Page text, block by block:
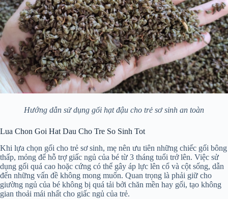
Hướng dẫn sử dụng gối hạt đậu cho trẻ sơ sinh an toàn
Lua Chon Goi Hat Dau Cho Tre So Sinh Tot
Khi lựa chọn gối cho trẻ sơ sinh, mẹ nên ưu tiên những chiếc gối bông
thấp, mỏng để hỗ trợ giấc ngủ của bé từ 3 tháng tuổi trở lên. Việc sử
dụng gối quá cao hoặc cứng có thể gây áp lực lên cổ và cột sống, dẫn
đến những vấn đề không mong muốn. Quan trọng là phải giữ cho
giường ngủ của bé không bị quá tải bởi chăn mền hay gối, tạo không
gian thoải mái nhất cho giấc ngủ của trẻ.